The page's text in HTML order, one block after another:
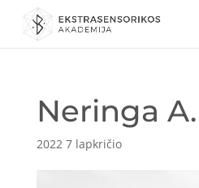
Neringa A.
2022 7 lapkričio